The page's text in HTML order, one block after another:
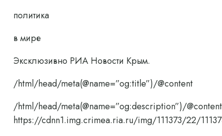
политика
в мире
Эксклюзивно РИА Новости Крым.
/html/head/meta(@name=”og:title”)/@content
/html/head/meta(@name=”og:description”)/@content
https://cdnn1.img.crimea.ria.ru/img/111373/22/